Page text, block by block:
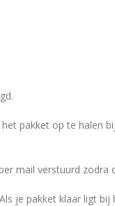
pakket op te halen
mail verstuurd zodra
je pakket klaar ligt